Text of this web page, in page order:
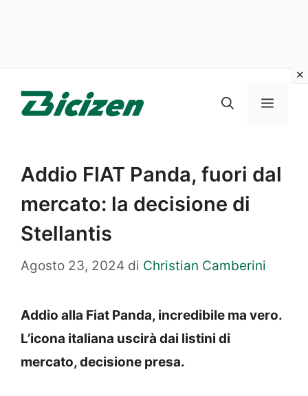
Menu
Addio FIAT Panda, fuori dal
mercato: la decisione di
Stellantis
Agosto 23, 2024 di Christian Camberini
Addio alla Fiat Panda, incredibile ma vero.
L’icona italiana uscirà dai listini di
mercato, decisione presa.